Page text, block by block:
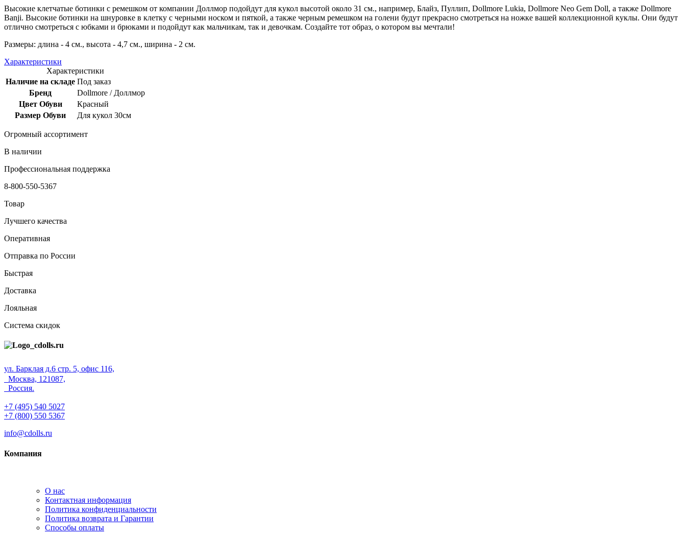
Высокие клетчатые ботинки с ремешком от компании Доллмор подойдут для кукол высотой около 31 см., например, Блайз, Пуллип, Dollmore Lukia, Dollmore Neo Gem Doll, а также Dollmore
Banji. Высокие ботинки на шнуровке в клетку с черными носком и пяткой, а также черным ремешком на голени будут прекрасно смотреться на ножке вашей коллекционной куклы. Они будут
отлично смотреться с юбками и брюками и подойдут как мальчикам, так и девочкам. Создайте тот образ, о котором вы мечтали!
Размеры: длина - 4 см., высота - 4,7 см., ширина - 2 см.
Характеристики
Характеристики
Наличие на складе Под заказ
Бренд
Dollmore / Доллмор
Цвет Обуви
Красный
Размер Обуви
Для кукол 30см
Огромный ассортимент
В наличии
Профессиональная поддержка
8-800-550-5367
Товар
Лучшего качества
Оперативная
Отправка по России
Быстрая
Доставка
Лояльная
Система скидок
ул. Барклая д.6 стр. 5, офис 116,
Москва, 121087,
Россия.
+7 (495) 540 5027
+7 (800) 550 5367
info@cdolls.ru
Компания
О нас
Контактная информация
Политика конфиденциальности
Политика возврата и Гарантии
Способы оплаты